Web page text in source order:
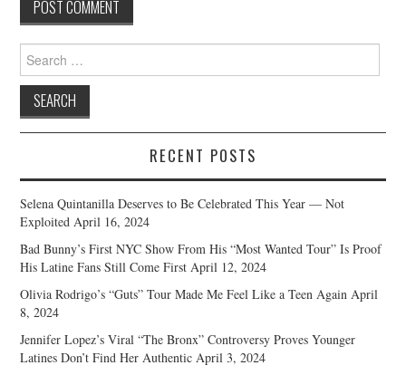
Search
for:
RECENT POSTS
Selena Quintanilla Deserves to Be Celebrated This Year — Not
Exploited April 16, 2024
Bad Bunny’s First NYC Show From His “Most Wanted Tour” Is Proof
His Latine Fans Still Come First April 12, 2024
Olivia Rodrigo’s “Guts” Tour Made Me Feel Like a Teen Again April
8, 2024
Jennifer Lopez’s Viral “The Bronx” Controversy Proves Younger
Latines Don’t Find Her Authentic April 3, 2024